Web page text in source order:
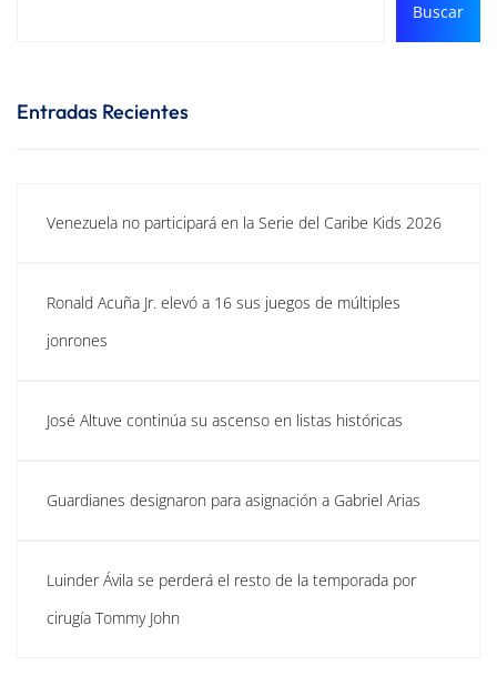
Buscar
Entradas Recientes
Venezuela no participará en la Serie del Caribe Kids 2026
Ronald Acuña Jr. elevó a 16 sus juegos de múltiples
jonrones
José Altuve continúa su ascenso en listas históricas
Guardianes designaron para asignación a Gabriel Arias
Luinder Ávila se perderá el resto de la temporada por
cirugía Tommy John